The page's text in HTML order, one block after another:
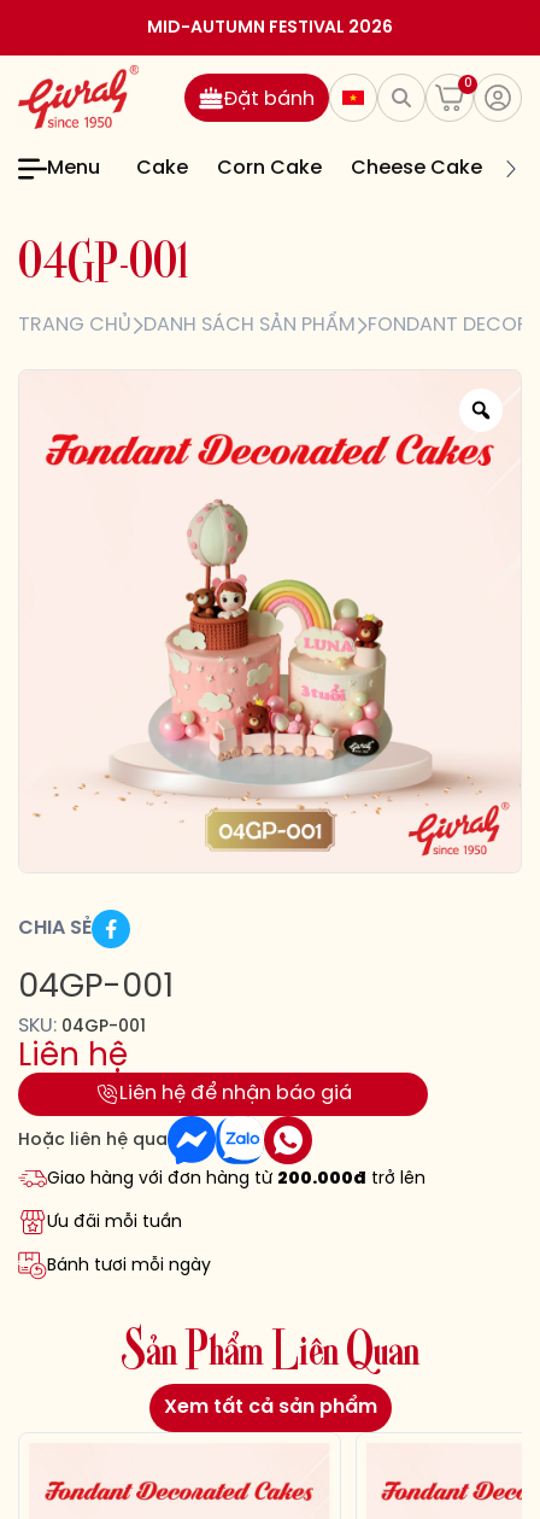
MID-AUTUMN FESTIVAL 2026
0
Đặt bánh
Menu Cake Corn Cake Cheese Cake
04GP-001
TRANG CHỦ DANH SÁCH SẢN PHẨM FONDANT
CHIA SẺ
04GP-001
SKU: 04GP-001
Liên hệ
Liên hệ để nhận báo giá
Hoặc liên hệ qua
Giao hàng với đơn hàng từ 200.000đ trở lên
Ưu đãi mỗi tuần
Bánh tươi mỗi ngày
Sản Phẩm Liên Quan
Xem tất cả sản phẩm